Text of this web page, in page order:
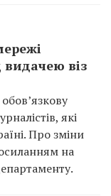
видачею віз
які
Про зміни
на